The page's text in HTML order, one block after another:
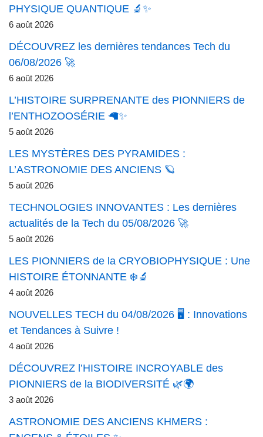
PHYSIQUE QUANTIQUE 🔬✨
6 août 2026
DÉCOUVREZ les dernières tendances Tech du
06/08/2026 🚀
6 août 2026
L’HISTOIRE SURPRENANTE des PIONNIERS de
l’ENTHOZOOSÉRIE 🦙✨
5 août 2026
LES MYSTÈRES DES PYRAMIDES :
L’ASTRONOMIE DES ANCIENS 🪐
5 août 2026
TECHNOLOGIES INNOVANTES : Les dernières
actualités de la Tech du 05/08/2026 🚀
5 août 2026
LES PIONNIERS de la CRYOBIOPHYSIQUE : Une
HISTOIRE ÉTONNANTE ❄️🔬
4 août 2026
NOUVELLES TECH du 04/08/2026 🖥️ : Innovations
et Tendances à Suivre !
4 août 2026
DÉCOUVREZ l’HISTOIRE INCROYABLE des
PIONNIERS de la BIODIVERSITÉ 🌿🌍
3 août 2026
ASTRONOMIE DES ANCIENS KHMERS :